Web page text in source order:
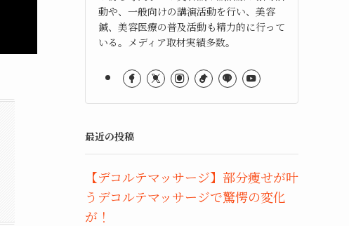
動や、一般向けの講演活動を行い、美容
鍼、美容医療の普及活動も精力的に行って
いる。メディア取材実績多数。
最近の投稿
【デコルテマッサージ】部分痩せが叶
うデコルテマッサージで驚愕の変化
が！